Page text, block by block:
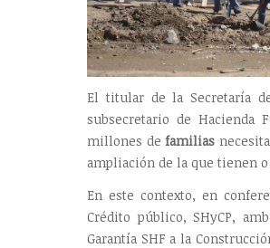
El titular de la Secretaría
subsecretario de
millones defamilias
ampliación de la que tienen
En este contexto, en
Crédito público, SHyCP,
Garantía SHF a la